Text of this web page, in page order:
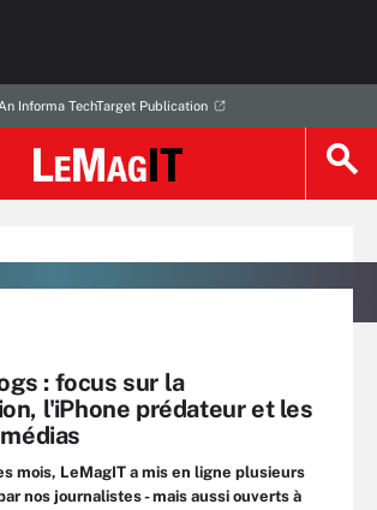
An Informa TechTarget Publication
: focus sur la
l'iPhone prédateur et les
mois, LeMagIT a mis en ligne plusieurs
nos journalistes - mais aussi ouverts à